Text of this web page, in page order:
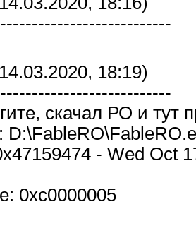
18:19)
скачал РО и тут
- Wed Oct
0xc0000005